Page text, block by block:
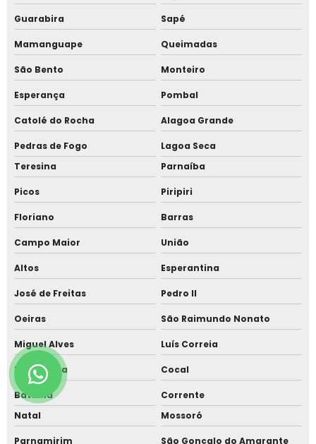
Guarabira Sapé
Mamanguape Queimadas
São Bento Monteiro
Esperança Pombal
Catolé do Rocha Alagoa Grande
Pedras de Fogo
Lagoa Seca
Teresina
Parnaíba
Picos Piripiri
Floriano Barras
Campo Maior União
Altos Esperantina
José de Freitas Pedro II
Oeiras São Raimundo Nonato
Miguel Alves Luís Correia
Piracuruca Cocal
Batalha
Corrente
Natal
Mossoró
Parnamirim São Gonçalo do Amarante